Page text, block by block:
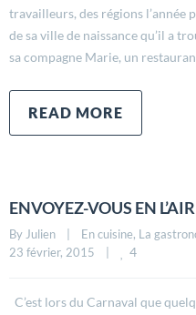
travailleurs, des régions l’année
de sa ville de naissance qu’il a
sa compagne Marie, un
READ MORE
ENVOYEZ-VOUS EN
By Julien En cuisine, La
23 février, 2015
4
C’est lors du Carnaval que